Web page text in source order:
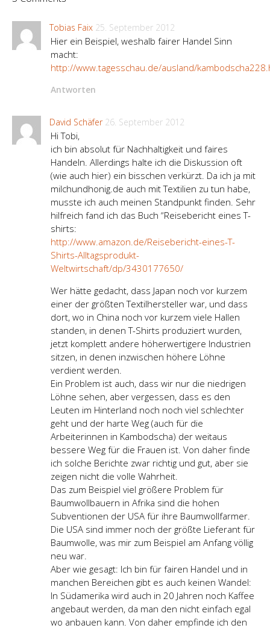
Tobias Faix 25. September 2012
Hier ein Beispiel, weshalb fairer Handel Sinn
macht:
http://www.tagesschau.de/ausland/
Antworten
David Schäfer 26. September 2012
Hi Tobi,
ich bin absolut für Nachhaltigkeit und faires
Handeln. Allerdings halte ich die Diskussion oft
(wie auch hier) ein bisschen verkürzt. Da ich ja mit
milchundhonig.de auch mit Textilien zu tun habe,
musste ich auch meinen Standpunkt finden. Sehr
hilfreich fand ich das Buch “Reisebericht eines T-
shirts:
http://www.amazon.de/Reisebericht-eines-T-
Shirts-Alltagsprodukt-
Weltwirtschaft/dp/3430177650/
Wer hätte gedacht, dass Japan noch vor kurzem
einer der größten Textilhersteller war, und dass
dort, wo in China noch vor kurzem viele Hallen
standen, in denen T-Shirts produziert wurden,
jetzt komplett andere höherwertigere Industrien
sitzen, in denen inzwischen höhere Löhne
verdient werden.
Ein Problem ist auch, dass wir nur die niedrigen
Löhne sehen, aber vergessen, dass es den
Leuten im Hinterland noch noch viel schlechter
geht und der harte Weg (auch für die
Arbeiterinnen in Kambodscha) der weitaus
bessere Weg für die Frauen ist. Von daher finde
ich solche Berichte zwar richtig und gut, aber sie
zeigen nicht die volle Wahrheit.
Das zum Beispiel viel größere Problem für
Baumwollbauern in Afrika sind die hohen
Subventionen der USA für ihre Baumwollfarmer.
Die USA sind immer noch der größte Lieferant für
Baumwolle, was mir zum Beispiel am Anfang völlig
neu war.
Aber wie gesagt: Ich bin für fairen Handel und in
manchen Bereichen gibt es auch keinen Wandel:
In Südamerika wird auch in 20 Jahren noch Kaffee
angebaut werden, da man den nicht einfach egal
wo anbauen kann. Von daher empfinde ich den